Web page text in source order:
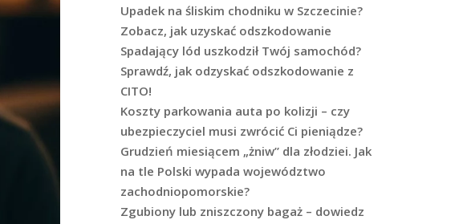
Upadek na śliskim chodniku w Szczecinie?
Zobacz, jak uzyskać odszkodowanie
Spadający lód uszkodził Twój samochód?
Sprawdź, jak odzyskać odszkodowanie z
CITO!
Koszty parkowania auta po kolizji – czy
ubezpieczyciel musi zwrócić Ci pieniądze?
Grudzień miesiącem „żniw” dla złodziei. Jak
na tle Polski wypada województwo
zachodniopomorskie?
Zgubiony lub zniszczony bagaż – dowiedz